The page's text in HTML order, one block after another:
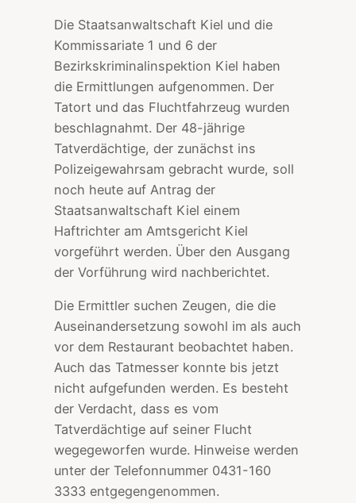
Die Staatsanwaltschaft Kiel und die
Kommissariate 1 und 6 der
Bezirkskriminalinspektion Kiel haben
die Ermittlungen aufgenommen. Der
Tatort und das Fluchtfahrzeug wurden
beschlagnahmt. Der 48-jährige
Tatverdächtige, der zunächst ins
Polizeigewahrsam gebracht wurde, soll
noch heute auf Antrag der
Staatsanwaltschaft Kiel einem
Haftrichter am Amtsgericht Kiel
vorgeführt werden. Über den Ausgang
der Vorführung wird nachberichtet.
Die Ermittler suchen Zeugen, die die
Auseinandersetzung sowohl im als auch
vor dem Restaurant beobachtet haben.
Auch das Tatmesser konnte bis jetzt
nicht aufgefunden werden. Es besteht
der Verdacht, dass es vom
Tatverdächtige auf seiner Flucht
wegegeworfen wurde. Hinweise werden
unter der Telefonnummer 0431-160
3333 entgegengenommen.